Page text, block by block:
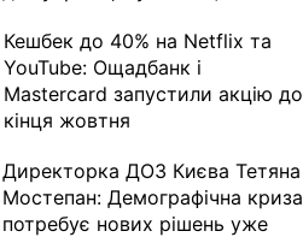
Кешбек до 40% на Netflix та
YouTube: Ощадбанк і
Mastercard запустили акцію до
кінця жовтня
Директорка ДОЗ Києва Тетяна
Мостепан: Демографічна криза
потребує нових рішень уже